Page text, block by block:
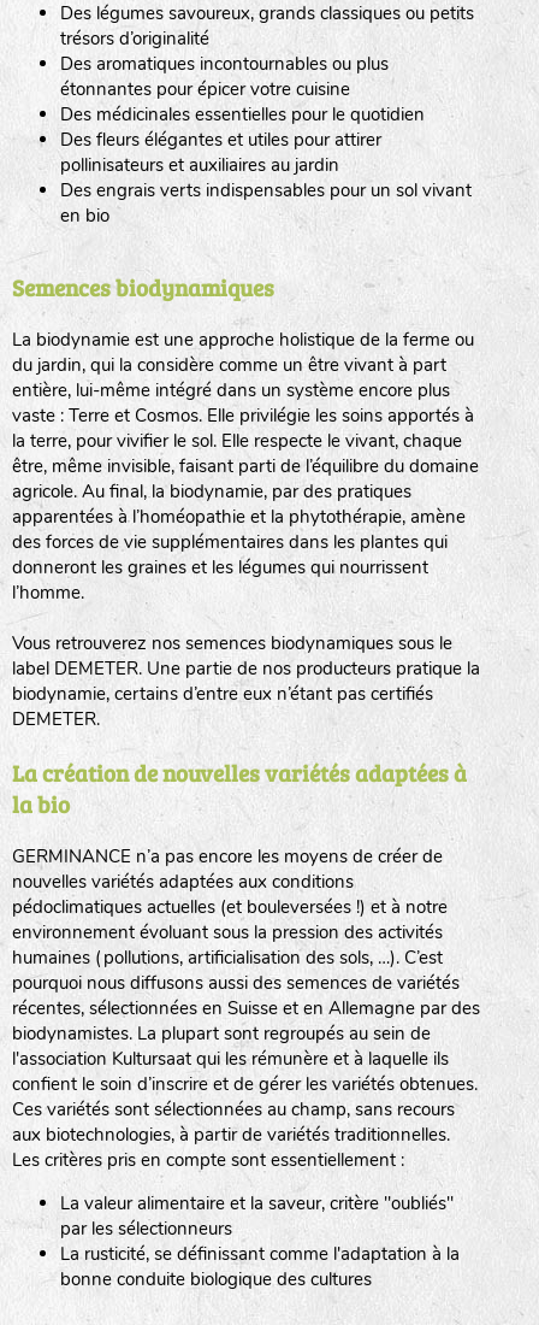
Des légumes savoureux, grands classiques ou petits
trésors d’originalité
Des aromatiques incontournables ou plus
étonnantes pour épicer votre cuisine
Des médicinales essentielles pour le quotidien
Des fleurs élégantes et utiles pour attirer
pollinisateurs et auxiliaires au jardin
Des engrais verts indispensables pour un sol vivant
en bio
Semences biodynamiques
La biodynamie est une approche holistique de la ferme ou
du jardin, qui la considère comme un être vivant à part
entière, lui-même intégré dans un système encore plus
vaste : Terre et Cosmos. Elle privilégie les soins apportés à
la terre, pour vivifier le sol. Elle respecte le vivant, chaque
être, même invisible, faisant parti de l’équilibre du domaine
agricole. Au final, la biodynamie, par des pratiques
apparentées à l’homéopathie et la phytothérapie, amène
des forces de vie supplémentaires dans les plantes qui
donneront les graines et les légumes qui nourrissent
l’homme.
Vous retrouverez nos semences biodynamiques sous le
label DEMETER. Une partie de nos producteurs pratique la
biodynamie, certains d’entre eux n’étant pas certifiés
DEMETER.
La création de nouvelles variétés adaptées à
la bio
GERMINANCE n’a pas encore les moyens de créer de
nouvelles variétés adaptées aux conditions
pédoclimatiques actuelles (et bouleversées !) et à notre
environnement évoluant sous la pression des activités
humaines (pollutions, artificialisation des sols, …). C’est
pourquoi nous diffusons aussi des semences de variétés
récentes, sélectionnées en Suisse et en Allemagne par des
biodynamistes. La plupart sont regroupés au sein de
l'association Kultursaat qui les rémunère et à laquelle ils
confient le soin d’inscrire et de gérer les variétés obtenues.
Ces variétés sont sélectionnées au champ, sans recours
aux biotechnologies, à partir de variétés traditionnelles.
Les critères pris en compte sont essentiellement :
La valeur alimentaire et la saveur, critère "oubliés"
par les sélectionneurs
La rusticité, se définissant comme l'adaptation à la
bonne conduite biologique des cultures
BINGENHEIMER SAATGUT (BGH)
www.bingenheimersaatgut.de
DE BOLSTER (DBO)
www.bolster.nl
GRAINE DEL PAÏS (GDP)
www.grainesdelpais.com
JARDIN EN’VIE (JEV)
LA BOITE A GRAINES (LBAG)
LA RÉFÉRENCE :F BEL20BPA1A (en haut à gauche)
F : Fleurs.
Les autres catégories étant :
: Engrais vert
L: Légumes
A: Aromatiques
BEL : Code de la variété
(Ici Belle de nuit)
20 : Année de récolte(ici 2020)
BPA : Initiales du producteur ou du fournisseur de la
semence.
1 : Numéro d’ordre du lot
A : Sans calibre.
G: Gros
M: Moyen calibre
P: Petit calibre
tas de compost
fleurs
animaux domestiques
animaux sauvages
biodiversité cultivée
Légumes feuilles
Légumes racines
Plantes aromatiques